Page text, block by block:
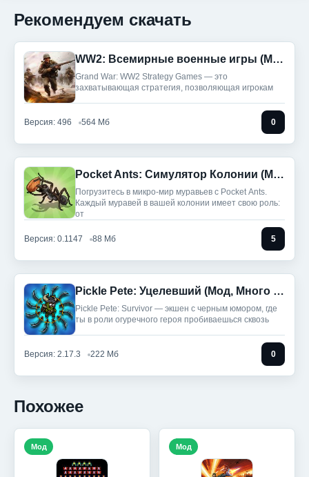
Рекомендуем скачать
WW2: Всемирные военные игры (Мод, Много денег)
Grand War: WW2 Strategy Games — это
захватывающая стратегия, позволяющая игрокам
Версия: 496 564 Мб 0
Pocket Ants: Симулятор Колонии (Мод, Режим Бога/Скорость)
Погрузитесь в микро-мир муравьев с Pocket Ants.
Каждый муравей в вашей колонии имеет свою роль:
от
Версия: 0.1147 88 Мб 5
Pickle Pete: Уцелевший (Мод, Много денег)
Pickle Pete: Survivor — экшен с черным юмором, где
ты в роли огуречного героя пробиваешься сквозь
Версия: 2.17.3 222 Мб 0
Похожее
Мод Мод